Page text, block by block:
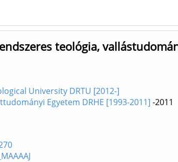
teológia,
University DRTU [2012-]
Egyetem DRHE [1993-2011] -2011